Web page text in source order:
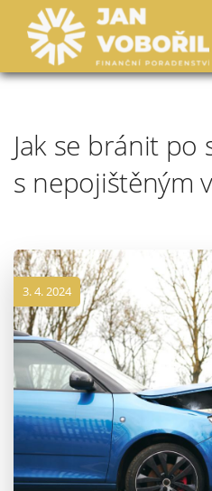
Jak se bránit po
s nepojištěným
3. 4. 2024